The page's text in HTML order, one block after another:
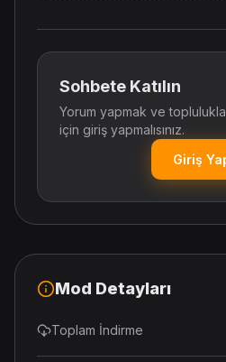
Sohbete Katılın
Yorum yapmak ve
için giriş yapmalısınız.
Giriş
Mod Detayları
Toplam İndirme